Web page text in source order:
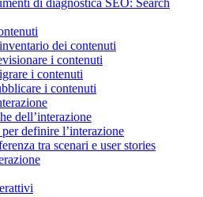
di diagnostica SEO: Search
dei contenuti
i contenuti
i contenuti
i contenuti
dell’interazione
definire l’interazione
tra scenari e user stories